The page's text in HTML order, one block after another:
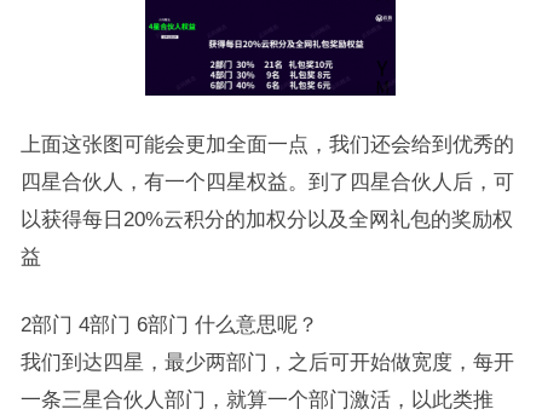
上面这张图可能会更加全面一点，我们还会给到优秀的
四星合伙人，有一个四星权益。到了四星合伙人后，可
以获得每日20%云积分的加权分以及全网礼包的奖励权
益
2部门 4部门 6部门 什么意思呢？
我们到达四星，最少两部门，之后可开始做宽度，每开
一条三星合伙人部门，就算一个部门激活，以此类推